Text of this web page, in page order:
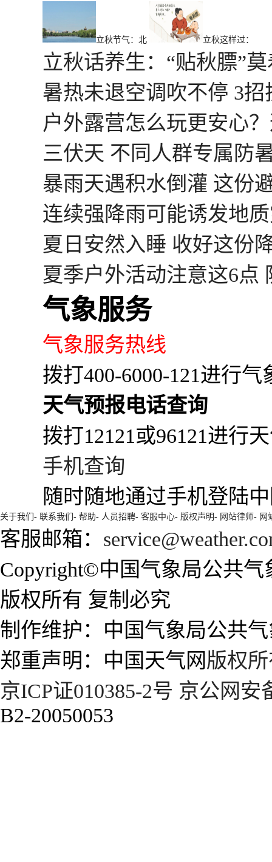
立秋节气：北 立秋这样过：
立秋话养生：“贴秋膘”
暑热未退空调吹不停 3
户外露营怎么玩更安心
三伏天 不同人群专属防
暴雨天遇积水倒灌 这份
连续强降雨可能诱发地
夏日安然入睡 收好这份
夏季户外活动注意这6点
气象服务
气象服务热线
拨打400-6000-121进行
天气预报电话查询
拨打12121或96121进行
手机查询
随时随地通过手机登陆
关于我们 - 联系我们 - 帮助- 人员招聘- 客服中心- 版权声明- 网站律师- 网
客服邮箱：
Copyright©中国气象局公共气
版权所有 复制必究
制作维护：中国气象局公共
郑重声明：中国天气网版权
京ICP证010385-2号 京公网安
B2-20050053